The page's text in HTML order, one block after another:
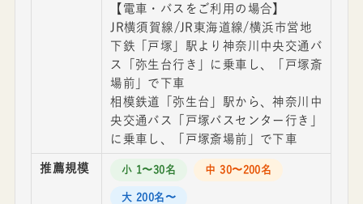
【電車・バスをご利用の場合】
JR横須賀線/JR東海道線/横浜市営地
下鉄「戸塚」駅より神奈川中央交通バ
ス「弥生台行き」に乗車し、「戸塚斎
場前」で下車
相模鉄道「弥生台」駅から、神奈川中
央交通バス「戸塚バスセンター行き」
に乗車し、「戸塚斎場前」で下車
推薦規模 小 1〜30名 中 30〜200名
大 200名〜